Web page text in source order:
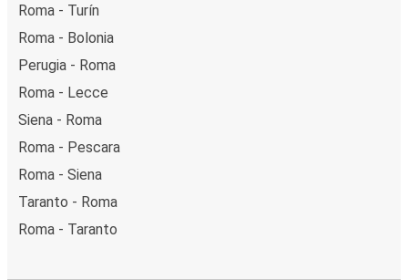
Roma - Turín
Roma - Bolonia
Perugia - Roma
Roma - Lecce
Siena - Roma
Roma - Pescara
Roma - Siena
Taranto - Roma
Roma - Taranto